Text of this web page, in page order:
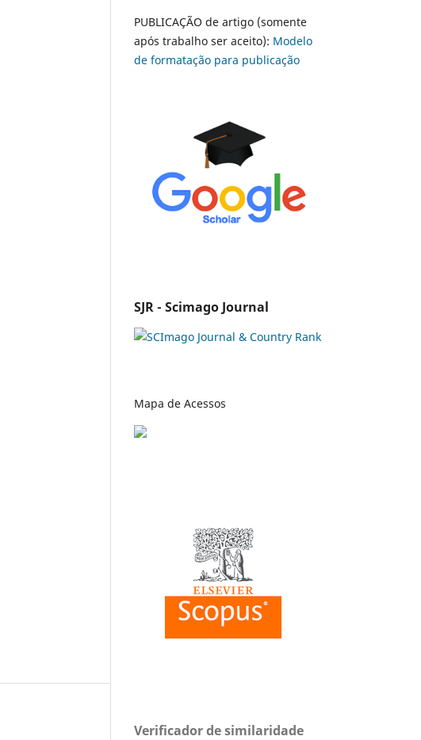
PUBLICAÇÃO de artigo (somente
após trabalho ser aceito): Modelo
de formatação para publicação
SJR - Scimago Journal
Mapa de Acessos
Verificador de similaridade